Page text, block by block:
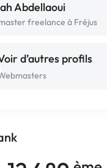
Abdellaoui
freelance à Fréjus
d’autres profils